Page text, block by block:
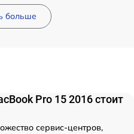
больше
Pro 15 2016 стоит
сервис-центров,